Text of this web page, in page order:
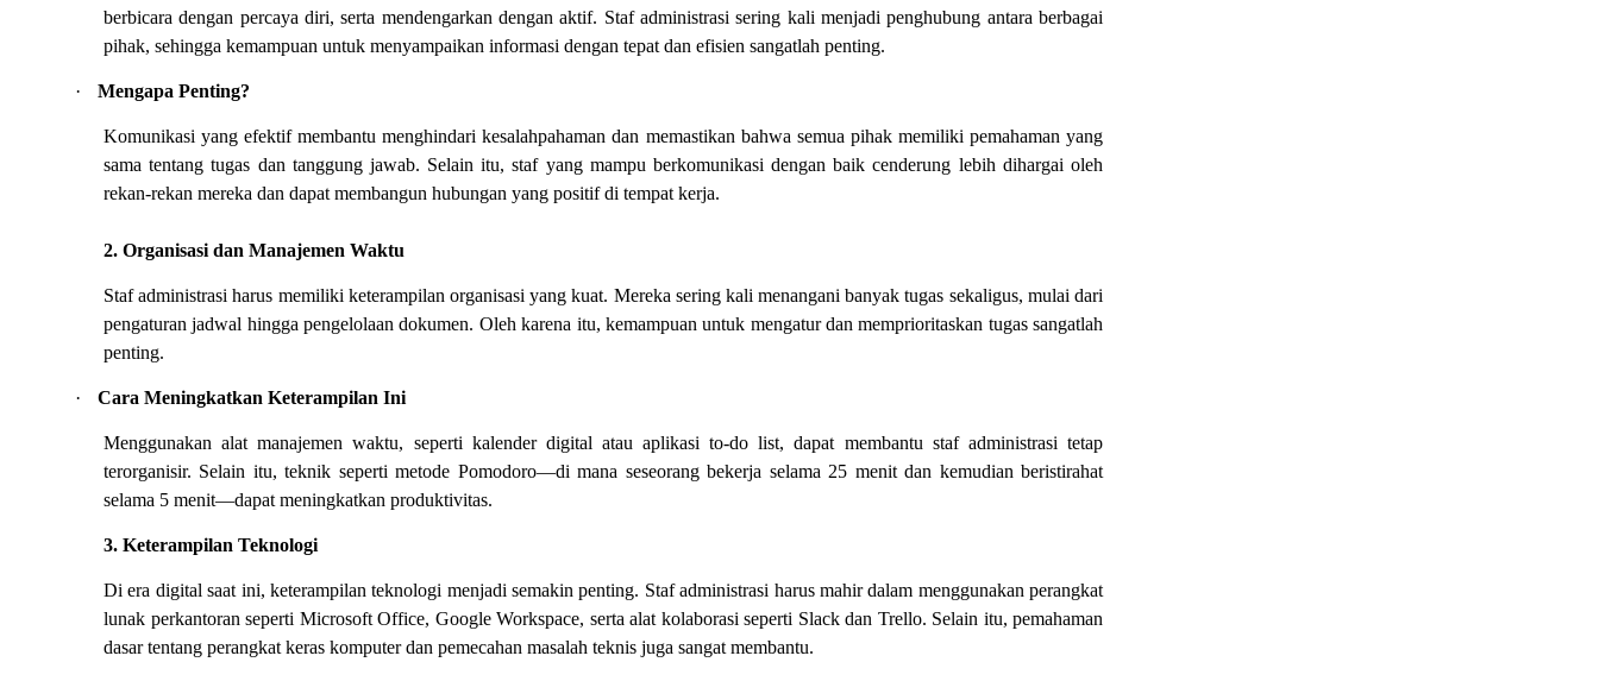
berbicara dengan percaya diri, serta mendengarkan dengan aktif. Staf administrasi sering kali menjadi penghubung antara berbagai
pihak, sehingga kemampuan untuk menyampaikan informasi dengan tepat dan efisien sangatlah penting.
· Mengapa Penting?
Komunikasi yang efektif membantu menghindari kesalahpahaman dan memastikan bahwa semua pihak memiliki pemahaman yang
sama tentang tugas dan tanggung jawab. Selain itu, staf yang mampu berkomunikasi dengan baik cenderung lebih dihargai oleh
rekan-rekan mereka dan dapat membangun hubungan yang positif di tempat kerja.
2. Organisasi dan Manajemen Waktu
Staf administrasi harus memiliki keterampilan organisasi yang kuat. Mereka sering kali menangani banyak tugas sekaligus, mulai dari
pengaturan jadwal hingga pengelolaan dokumen. Oleh karena itu, kemampuan untuk mengatur dan memprioritaskan tugas sangatlah
penting.
· Cara Meningkatkan Keterampilan Ini
Menggunakan alat manajemen waktu, seperti kalender digital atau aplikasi to-do list, dapat membantu staf administrasi tetap
terorganisir. Selain itu, teknik seperti metode Pomodoro—di mana seseorang bekerja selama 25 menit dan kemudian beristirahat
selama 5 menit—dapat meningkatkan produktivitas.
3. Keterampilan Teknologi
Di era digital saat ini, keterampilan teknologi menjadi semakin penting. Staf administrasi harus mahir dalam menggunakan perangkat
lunak perkantoran seperti Microsoft Office, Google Workspace, serta alat kolaborasi seperti Slack dan Trello. Selain itu, pemahaman
dasar tentang perangkat keras komputer dan pemecahan masalah teknis juga sangat membantu.